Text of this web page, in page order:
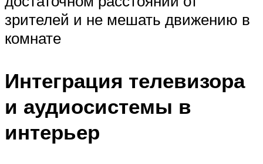
зрителей и не мешать движению в
комнате
Интеграция телевизора
и аудиосистемы в
интерьер